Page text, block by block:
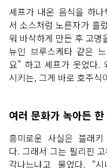
셰프가 내온 음식을 하
서 소스처럼 노른자가 흘
워 바삭하게 만든 후 고명
뉴인 브루스케타 같은
요” 하고 셰프가 웃었다.
시키는, 그게 바로 호주식
여러 문화가 녹아든 한
흥미로운 사실은 블래
다. 그래서 그는 필리핀
각나느냐고 물었다. “